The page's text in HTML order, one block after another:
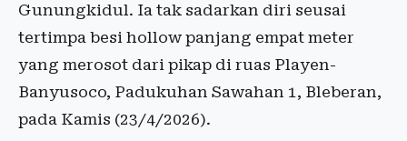
Gunungkidul. Ia tak sadarkan diri seusai
tertimpa besi hollow panjang empat meter
yang merosot dari pikap di ruas Playen-
Banyusoco, Padukuhan Sawahan 1, Bleberan,
pada Kamis (23/4/2026).